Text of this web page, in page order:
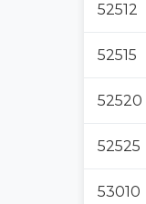
52512
52515
52520
52525
53010